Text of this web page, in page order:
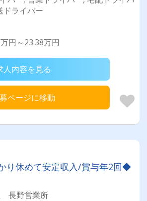
ドライバー
円～23.38万円
人内容を見る
ページに移動
り休めて安定収入/賞与年2回◆
長野営業所